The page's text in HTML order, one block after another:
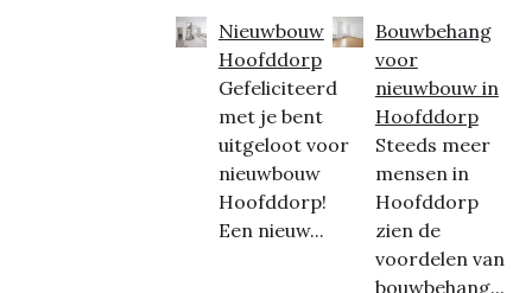
Nieuwbouw
Hoofddorp
Gefeliciteerd
met je bent
uitgeloot voor
nieuwbouw
Hoofddorp!
Een nieuw...
Bouwbehang
voor
nieuwbouw in
Hoofddorp
Steeds meer
mensen in
Hoofddorp
zien de
voordelen van
bouwbehang...